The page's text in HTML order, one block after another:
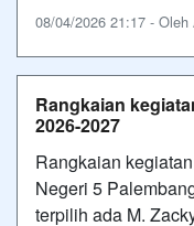
08/04/2026 21:17 -
Rangkaian
2026-2027
Rangkaian
Negeri 5
terpilih ada M.